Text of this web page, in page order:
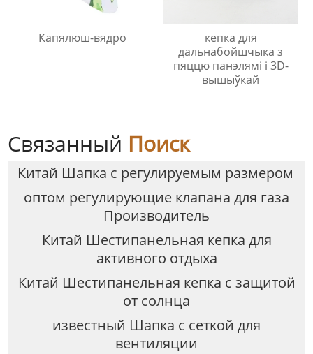
Капялюш-вядро
кепка для
дальнабойшчыка з
пяццю панэлямі і 3D-
вышыўкай
Связанный Поиск
Китай Шапка с регулируемым размером
оптом регулирующие клапана для газа
Производитель
Китай Шестипанельная кепка для
активного отдыха
Китай Шестипанельная кепка с защитой
от солнца
известный Шапка с сеткой для
вентиляции